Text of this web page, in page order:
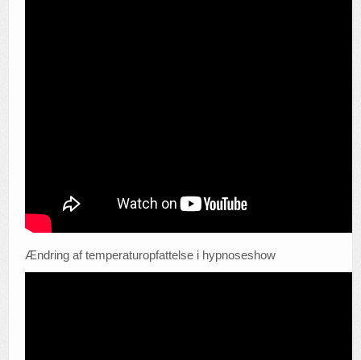
Ændring af temperaturopfattelse i hypnoseshow